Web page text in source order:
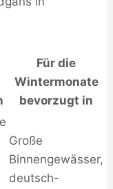
Für die
Wintermonate
bevorzugt in
Große
Binnengewässer,
deutsch-